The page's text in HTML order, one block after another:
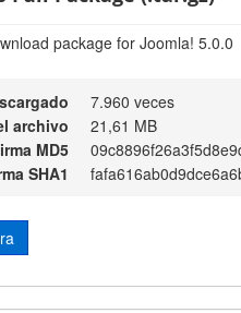
package for Joomla! 5.0.0
7.960 veces
archivo
21,61 MB
MD5
SHA1